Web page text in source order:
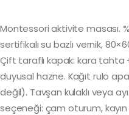
Montessori aktivite masası.
sertifikalı su bazlı vernik,
Çift taraflı kapak: kara tahta
duyusal hazne. Kağıt rulo
değil). Tavşan kulaklı veya
seçeneği: çam oturum,